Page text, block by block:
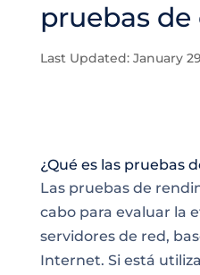
pruebas de
Last Updated: January
¿Qué es las pruebas
Las pruebas de
cabo para evaluar la
servidores de red,
Internet. Si está